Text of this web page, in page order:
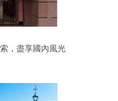
，盡享國內風光